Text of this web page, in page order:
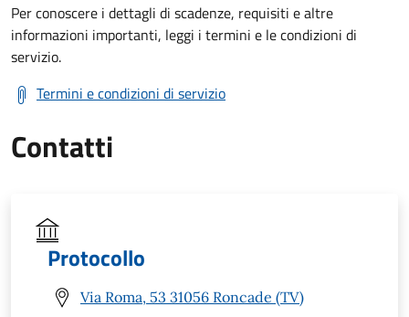
Per conoscere i dettagli di scadenze, requisiti e altre
informazioni importanti, leggi i termini e le condizioni di
servizio.
Termini e condizioni di servizio
Contatti
Protocollo
Via Roma, 53 31056 Roncade (TV)